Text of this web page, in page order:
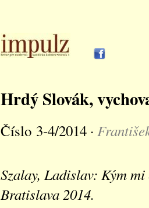
Hrdý Slovák,
Číslo 3-4/2014 ·
Szalay, Ladislav: Kým
Bratislava 2014.